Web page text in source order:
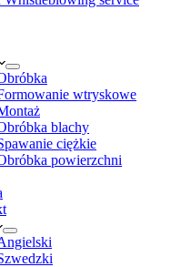
wtryskowe
blachy
ciężkie
powierzchni